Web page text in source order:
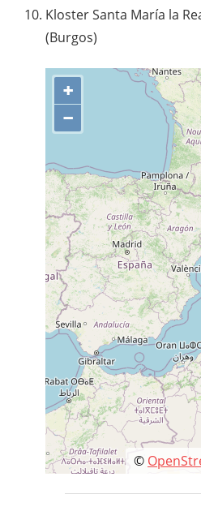
Kloster Santa María la
(Burgos)
+
−
©